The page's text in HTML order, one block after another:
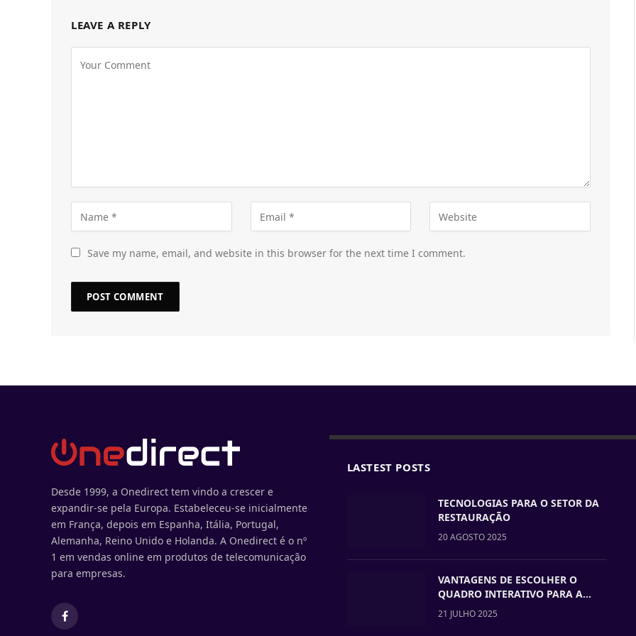
LEAVE A REPLY
Save my name, email, and website in this browser for the next time I comment.
Desde 1999, a Onedirect tem vindo a crescer e
expandir-se pela Europa. Estabeleceu-se inicialmente
em França, depois em Espanha, Itália, Portugal,
Alemanha, Reino Unido e Holanda. A Onedirect é o nº
1 em vendas online em produtos de telecomunicação
para empresas.
Facebook
LASTEST POSTS
TECNOLOGIAS PARA O SETOR DA
RESTAURAÇÃO
20 AGOSTO 2025
VANTAGENS DE ESCOLHER O
QUADRO INTERATIVO PARA A
VOSSA ESCOLA
21 JULHO 2025